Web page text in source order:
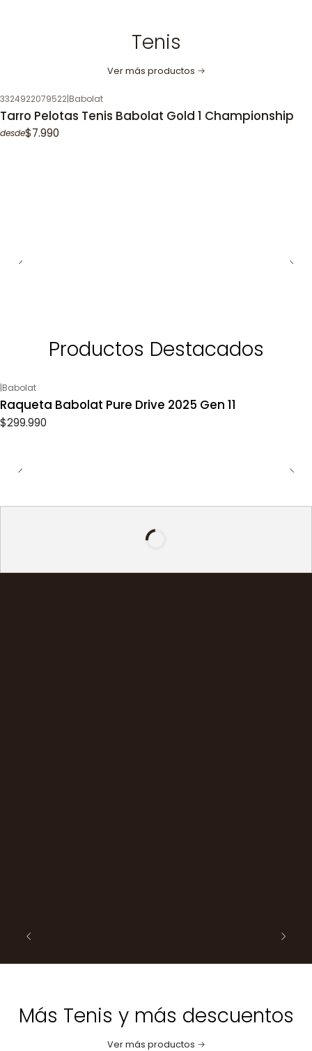
Tenis
Ver más productos
3324922079522|Babolat
Tarro Pelotas Tenis Babolat Gold 1 Championship
desde$7.990
Productos Destacados
|Babolat
Raqueta Babolat Pure Drive 2025 Gen 11
$299.990
Más Tenis y más descuentos
Ver más productos